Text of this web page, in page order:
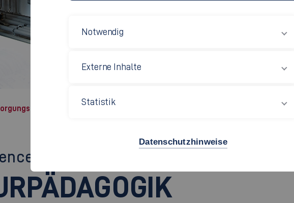
Maschinenbau
(B.Sc.)
Notwendig
Externe Inhalte
Statistik
Datenschutzhinweise